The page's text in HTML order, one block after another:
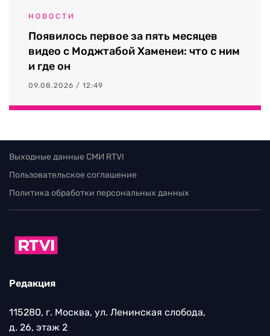
НОВОСТИ
Появилось первое за пять месяцев
видео с Моджтабой Хаменеи: что с ним
и где он
09.08.2026 / 12:49
Выходные данные СМИ RTVI
Пользовательское соглашение
Политика обработки персональных данных
Редакция
115280, г. Москва, ул. Ленинская слобода,
д. 26, этаж 2